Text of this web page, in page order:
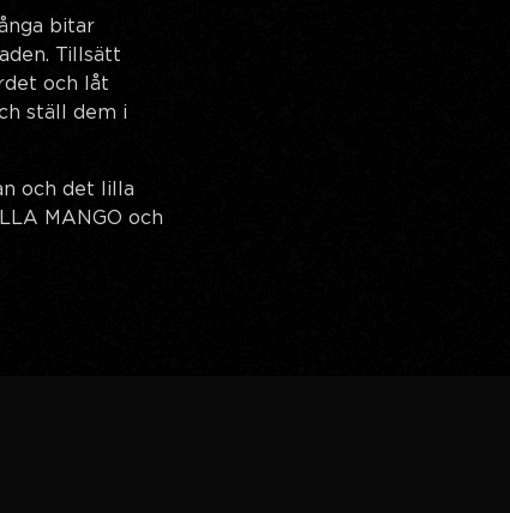
bitar
Tillsätt
och låt
ställ dem i
och det lilla
MANGO och